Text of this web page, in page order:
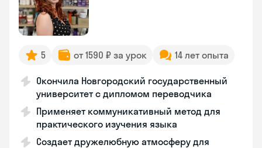
5 от 1590 ₽ за урок 14 лет опыта
Окончила Новгородский государственный
университет с дипломом переводчика
Применяет коммуникативный метод для
практического изучения языка
Создает дружелюбную атмосферу для